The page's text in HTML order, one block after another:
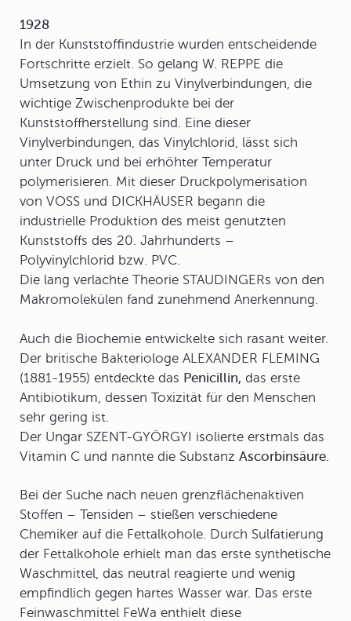
1928
In der Kunststoffindustrie wurden entscheidende
Fortschritte erzielt. So gelang W. REPPE die
Umsetzung von Ethin zu Vinylverbindungen, die
wichtige Zwischenprodukte bei der
Kunststoffherstellung sind. Eine dieser
Vinylverbindungen, das Vinylchlorid, lässt sich
unter Druck und bei erhöhter Temperatur
polymerisieren. Mit dieser Druckpolymerisation
von VOSS und DICKHÄUSER begann die
industrielle Produktion des meist genutzten
Kunststoffs des 20. Jahrhunderts –
Polyvinylchlorid bzw. PVC.
Die lang verlachte Theorie STAUDINGERs von den
Makromolekülen fand zunehmend Anerkennung.
Auch die Biochemie entwickelte sich rasant weiter.
Der britische Bakteriologe ALEXANDER FLEMING
(1881-1955) entdeckte das Penicillin, das erste
Antibiotikum, dessen Toxizität für den Menschen
sehr gering ist.
Der Ungar SZENT-GYÖRGYI isolierte erstmals das
Vitamin C und nannte die Substanz Ascorbinsäure.
Bei der Suche nach neuen grenzflächenaktiven
Stoffen – Tensiden – stießen verschiedene
Chemiker auf die Fettalkohole. Durch Sulfatierung
der Fettalkohole erhielt man das erste synthetische
Waschmittel, das neutral reagierte und wenig
empfindlich gegen hartes Wasser war. Das erste
Feinwaschmittel FeWa enthielt diese